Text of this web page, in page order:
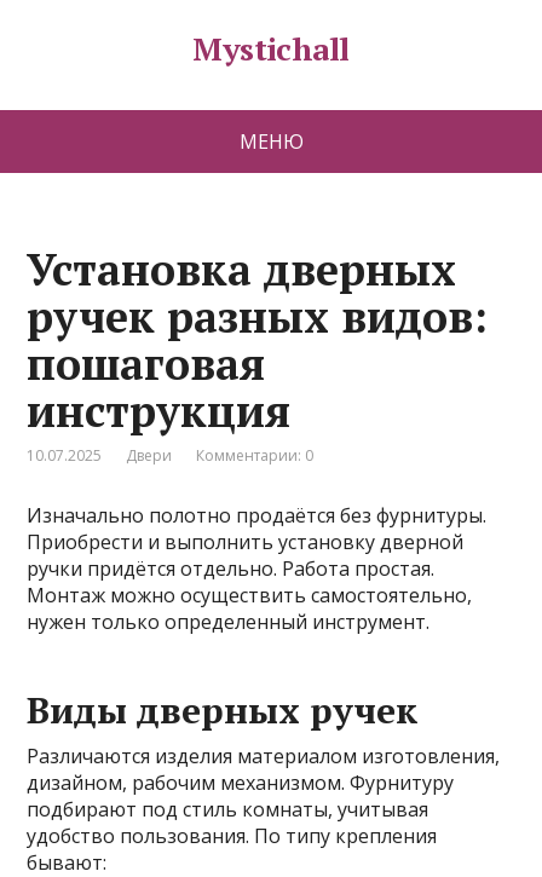
Mystichall
МЕНЮ
Установка дверных
ручек разных видов:
пошаговая
инструкция
10.07.2025 Двери Комментарии: 0
Изначально полотно продаётся без фурнитуры.
Приобрести и выполнить установку дверной
ручки придётся отдельно. Работа простая.
Монтаж можно осуществить самостоятельно,
нужен только определенный инструмент.
Виды дверных ручек
Различаются изделия материалом изготовления,
дизайном, рабочим механизмом. Фурнитуру
подбирают под стиль комнаты, учитывая
удобство пользования. По типу крепления
бывают: